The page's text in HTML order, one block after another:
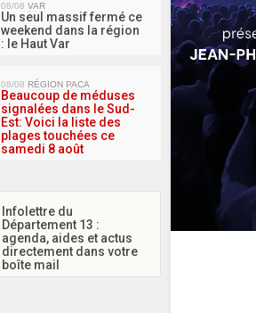
08/08 VAR
Un seul massif fermé ce
weekend dans la région
: le Haut Var
08/08 RÉGION PACA
Beaucoup de méduses
signalées dans le Sud-
Est: Voici la liste des
plages touchées ce
samedi 8 août
Infolettre du
Département 13 :
agenda, aides et actus
directement dans votre
boîte mail